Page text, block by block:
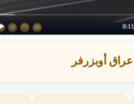
عراق أوبزرفر